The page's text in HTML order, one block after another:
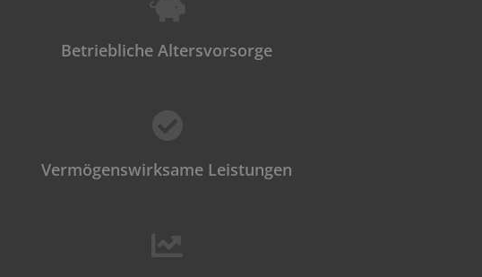
Betriebliche Altersvorsorge
Vermögenswirksame Leistungen